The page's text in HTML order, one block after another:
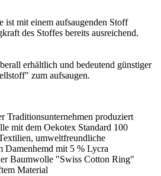
ist mit einem aufsaugenden Stoff
des Stoffes bereits ausreichend.
erhältlich und bedeutend günstiger
zum aufsaugen.
Traditionsunternehmen produziert
mit dem Oekotex Standard 100
umweltfreundliche
Damenhemd mit 5 % Lycra
Baumwolle "Swiss Cotton Ring"
Material